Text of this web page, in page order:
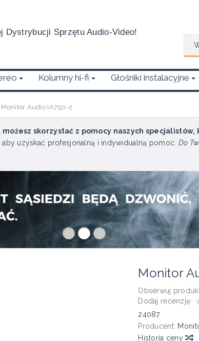
Dystrybucji Sprzętu Audio-Video!
Kolumny hi-fi Głośniki instalacyjne
Monitor Audio IA750-2
skorzystać z pomocy naszych
aby uzyskać profesjonalną i indywidualną pomoc. Do
Monitor
Obserwuj
Dodaj recenzję:
24087
Producent:
Historia ceny